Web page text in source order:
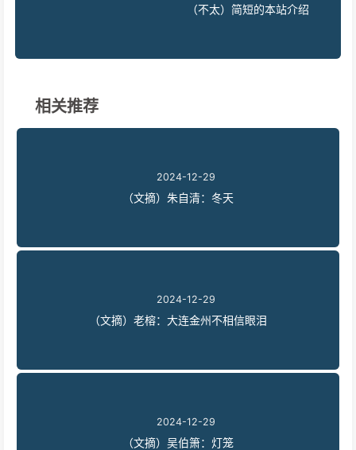
（不太）简短的本站介绍
相关推荐
2024-12-29
（文摘）朱自清：冬天
2024-12-29
（文摘）老榕：大连金州不相信眼泪
2024-12-29
（文摘）吴伯箫：灯笼